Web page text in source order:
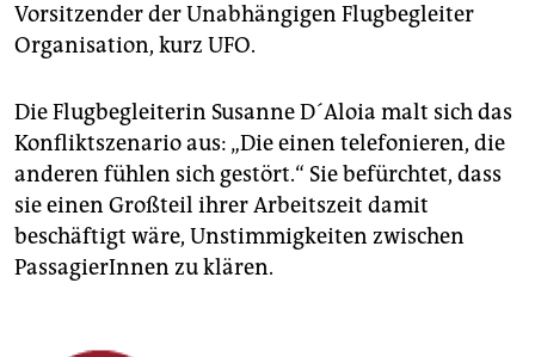
Vorsitzender der Unabhängigen Flugbegleiter
Organisation, kurz UFO.
Die Flugbegleiterin Susanne D´Aloia malt sich das
Konfliktszenario aus: „Die einen telefonieren, die
anderen fühlen sich gestört.“ Sie befürchtet, dass
sie einen Großteil ihrer Arbeitszeit damit
beschäftigt wäre, Unstimmigkeiten zwischen
PassagierInnen zu klären.